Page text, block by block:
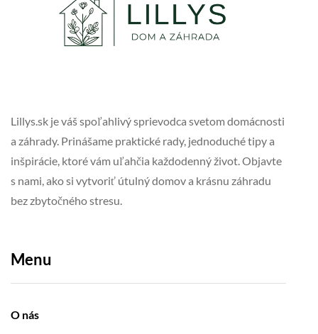
Lillys.sk je váš spoľahlivý sprievodca svetom domácnosti
a záhrady. Prinášame praktické rady, jednoduché tipy a
inšpirácie, ktoré vám uľahčia každodenný život. Objavte
s nami, ako si vytvoriť útulný domov a krásnu záhradu
bez zbytočného stresu.
Menu
O nás